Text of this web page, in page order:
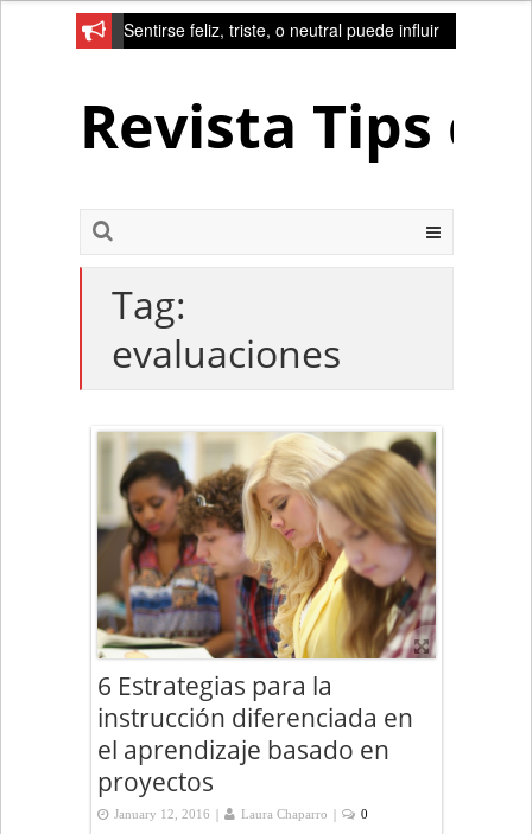
Sentirse feliz, triste, o neutral puede influir
Revista Tips
Tag:
evaluaciones
6 Estrategias para la
instrucción diferenciada en
el aprendizaje basado en
proyectos
January 12, 2016 | Laura Chaparro | 0